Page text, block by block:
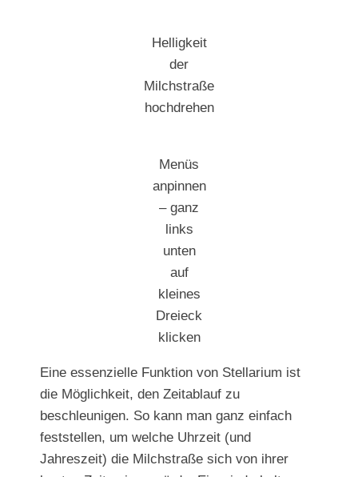
Helligkeit
der
Milchstraße
hochdrehen
Menüs
anpinnen
– ganz
links
unten
auf
kleines
Dreieck
klicken
Eine essenzielle Funktion von Stellarium ist
die Möglichkeit, den Zeitablauf zu
beschleunigen. So kann man ganz einfach
feststellen, um welche Uhrzeit (und
Jahreszeit) die Milchstraße sich von ihrer